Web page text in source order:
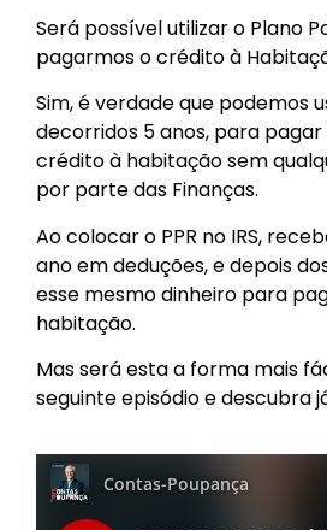
Será possível utilizar o Plano
pagarmos o crédito à
Sim, é verdade que podemos
decorridos 5 anos, para
crédito à habitação sem
por parte das Finanças.
Ao colocar o PPR no IRS,
ano em deduções, e depois
esse mesmo dinheiro para
habitação.
Mas será esta a forma mais
seguinte episódio e descubra